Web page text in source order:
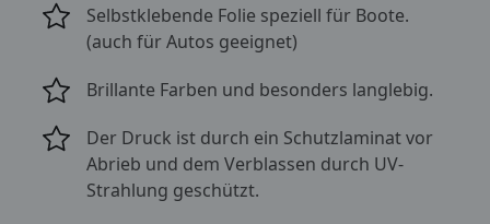
Selbstklebende Folie speziell für Boote.
(auch für Autos geeignet)
Brillante Farben und besonders langlebig.
Der Druck ist durch ein Schutzlaminat vor
Abrieb und dem Verblassen durch UV-
Strahlung geschützt.